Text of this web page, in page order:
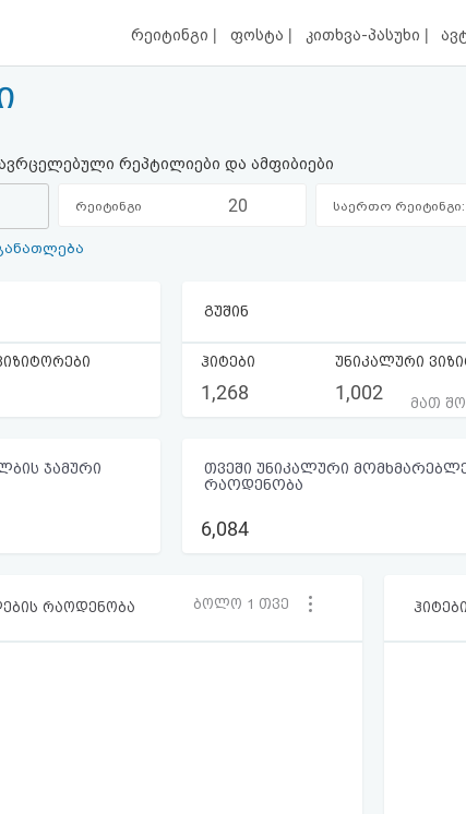
რეიტინგი | ფოსტა | კითხვა-პასუხი |
რეპტილიები და ამფიბიები
რეიტინგი
კატეგორიაში:
20 საერთო რეიტინგი:
გუშინ
ჰიტები
1,268
უნიკალური
1,002 მათ
ჯამური
თვეში უნიკალური
რაოდენობა
6,084
რაოდენობა ბოლო 1 თვე